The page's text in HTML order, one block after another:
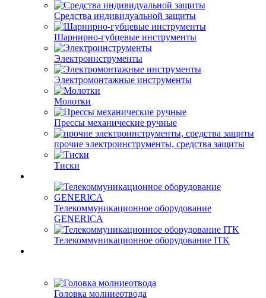
Средства индивидуальной защиты
Шарнирно-губцевые инструменты
Электроинструменты
Электромонтажные инструменты
Молотки
Прессы механические ручные
прочие электроинструменты, средства защиты
Тиски
Телекоммуникационное оборудование
GENERICA
Телекоммуникационное оборудование ITK
Головка молниеотвода